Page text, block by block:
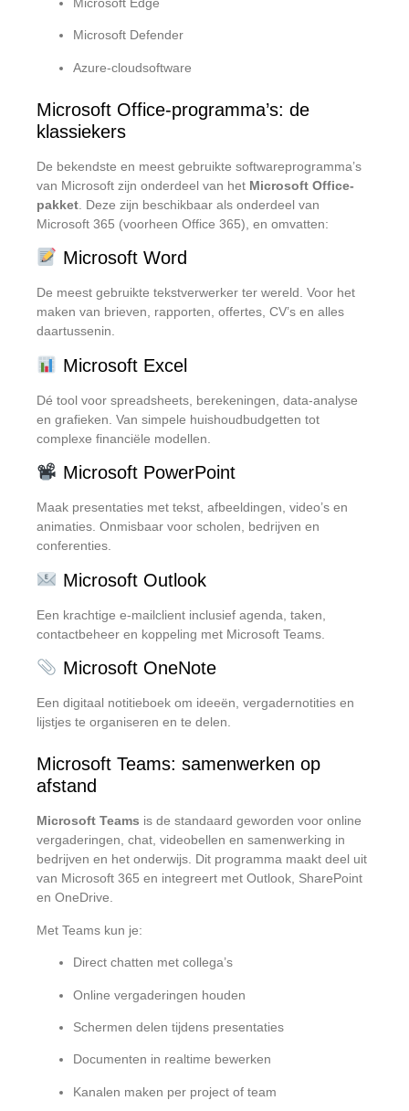
Microsoft Defender
Azure-cloudsoftware
Microsoft Office-programma’s: de
klassiekers
De bekendste en meest gebruikte softwareprogramma’s
van Microsoft zijn onderdeel van het Microsoft Office-
pakket . Deze zijn beschikbaar als onderdeel van
Microsoft 365 (voorheen Office 365), en omvatten:
Microsoft Word
De meest gebruikte tekstverwerker ter wereld. Voor het
maken van brieven, rapporten, offertes, CV’s en alles
daartussenin.
Microsoft Excel
Dé tool voor spreadsheets, berekeningen, data-analyse
en grafieken. Van simpele huishoudbudgetten tot
complexe financiële modellen.
Microsoft PowerPoint
Maak presentaties met tekst, afbeeldingen, video’s en
animaties. Onmisbaar voor scholen, bedrijven en
conferenties.
Microsoft Outlook
Een krachtige e-mailclient inclusief agenda, taken,
contactbeheer en koppeling met Microsoft Teams.
Microsoft OneNote
Een digitaal notitieboek om ideeën, vergadernotities en
lijstjes te organiseren en te delen.
Microsoft Teams: samenwerken op
afstand
Microsoft Teams is de standaard geworden voor online
vergaderingen, chat, videobellen en samenwerking in
bedrijven en het onderwijs. Dit programma maakt deel uit
van Microsoft 365 en integreert met Outlook, SharePoint
en OneDrive.
Met Teams kun je:
Direct chatten met collega’s
Online vergaderingen houden
Schermen delen tijdens presentaties
Documenten in realtime bewerken
Kanalen maken per project of team